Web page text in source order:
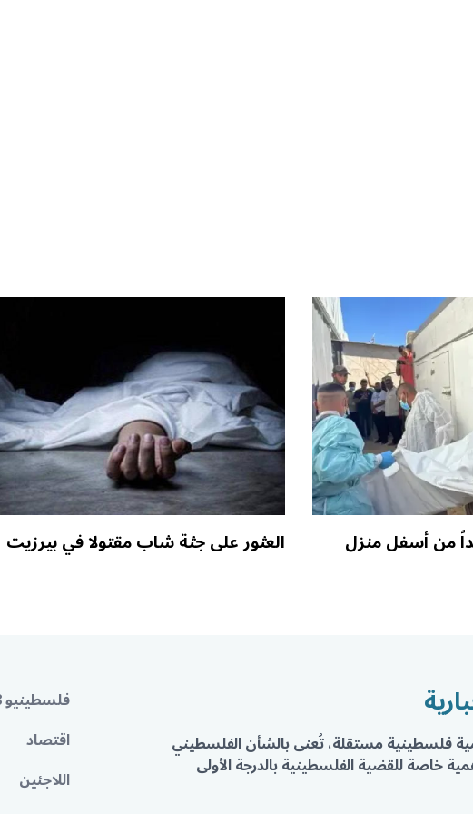
19 شهيداً من أسفل منزل العثور على جثة شاب مقتولا في بيرزيت
فلسطينية مستقلة، تُعنى بالشأن الفلسطيني
خاصة للقضية الفلسطينية بالدرجة الأولى
فلسطينيو 48
اقتصاد
اللاجئين